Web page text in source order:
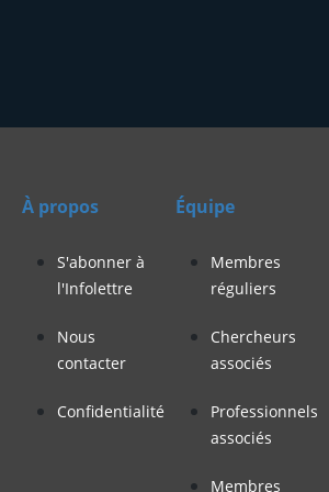
À propos
S'abonner à
l'Infolettre
Nous
contacter
Confidentialité
Équipe
Membres
réguliers
Chercheurs
associés
Professionnels
associés
Membres